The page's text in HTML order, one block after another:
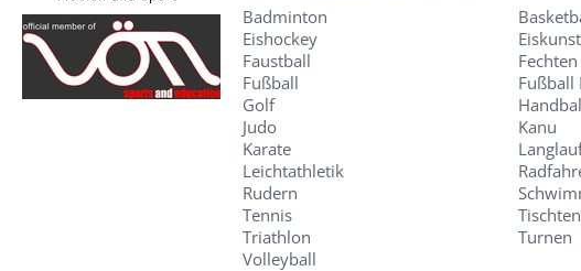
Badminton
Eishockey
Faustball
Fechten
Fußball
Fußball
Golf
Judo
Kanu
Karate
Leichtathletik
Rudern
Tennis
Triathlon
Turnen
Volleyball